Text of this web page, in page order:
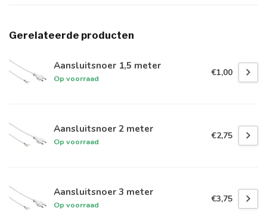
Gerelateerde producten
Aansluitsnoer 1,5 meter
Op voorraad
€1,00
Aansluitsnoer 2 meter
Op voorraad
€2,75
Aansluitsnoer 3 meter
Op voorraad
€3,75